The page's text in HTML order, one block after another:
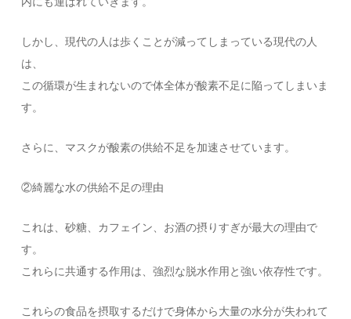
しかし、現代の人は歩くことが減ってしまっている現代の人
は、
この循環が生まれないので体全体が酸素不足に陥ってしまいま
す。
さらに、マスクが酸素の供給不足を加速させています。
②綺麗な水の供給不足の理由
これは、砂糖、カフェイン、お酒の摂りすぎが最大の理由で
す。
これらに共通する作用は、強烈な脱水作用と強い依存性です。
これらの食品を摂取するだけで身体から大量の水分が失われて